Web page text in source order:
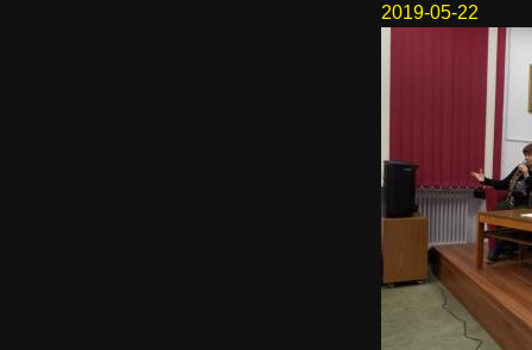
2019-05-22